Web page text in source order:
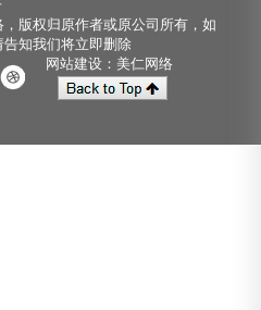
版权归原作者或原公司所有，如
知我们将立即删除
网站建设：美仁网络